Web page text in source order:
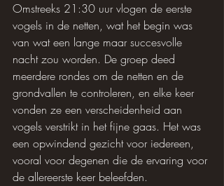
Omstreeks 21:30 uur vlogen de eerste
vogels in de netten, wat het begin was
van wat een lange maar succesvolle
nacht zou worden. De groep deed
meerdere rondes om de netten en de
grondvallen te controleren, en elke keer
vonden ze een verscheidenheid aan
vogels verstrikt in het fijne gaas. Het was
een opwindend gezicht voor iedereen,
vooral voor degenen die de ervaring voor
de allereerste keer beleefden.